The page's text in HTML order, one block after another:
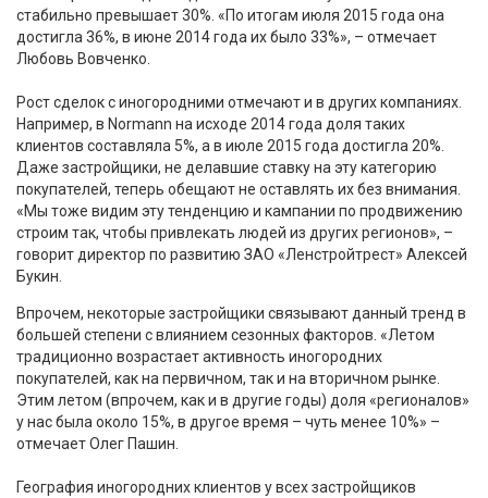
стабильно превышает 30%. «По итогам июля 2015 года она
достигла 36%, в июне 2014 года их было 33%», – отмечает
Любовь Вовченко.
Рост сделок с иногородними отмечают и в других компаниях.
Например, в Normann на исходе 2014 года доля таких
клиентов составляла 5%, а в июле 2015 года достигла 20%.
Даже застройщики, не делавшие ставку на эту категорию
покупателей, теперь обещают не оставлять их без внимания.
«Мы тоже видим эту тенденцию и кампании по продвижению
строим так, чтобы привлекать людей из других регионов», –
говорит директор по развитию ЗАО «Ленстройтрест» Алексей
Букин.
Впрочем, некоторые застройщики связывают данный тренд в
большей степени с влиянием сезонных факторов. «Летом
традиционно возрастает активность иногородних
покупателей, как на первичном, так и на вторичном рынке.
Этим летом (впрочем, как и в другие годы) доля «регионалов»
у нас была около 15%, в другое время – чуть менее 10%» –
отмечает Олег Пашин.
География иногородних клиентов у всех застройщиков